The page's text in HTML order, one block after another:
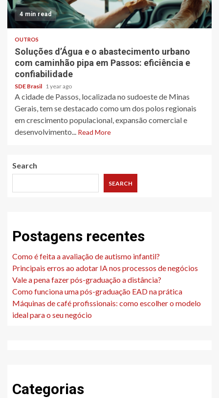
4 min read
OUTROS
Soluções d’Água e o abastecimento urbano
com caminhão pipa em Passos: eficiência e
confiabilidade
SDE Brasil 1 year ago
A cidade de Passos, localizada no sudoeste de Minas
Gerais, tem se destacado como um dos polos regionais
em crescimento populacional, expansão comercial e
desenvolvimento... Read More
Search
SEARCH
Postagens recentes
Como é feita a avaliação de autismo infantil?
Principais erros ao adotar IA nos processos de negócios
Vale a pena fazer pós-graduação a distância?
Como funciona uma pós-graduação EAD na prática
Máquinas de café profissionais: como escolher o modelo
ideal para o seu negócio
Categorias